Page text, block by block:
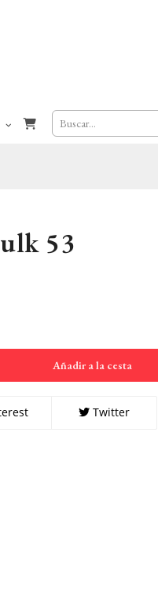
53
Añadir a la cesta
Twitter